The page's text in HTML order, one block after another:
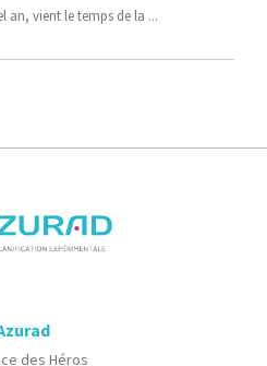
an, vient le temps de la ...
des Héros